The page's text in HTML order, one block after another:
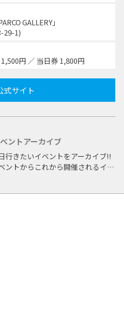
GALLERY」
29-1)
円 ／ 当日券 1,800円
式サイト
ントアーカイブ
行きたいイベントをアーカイブ!!
ントからこれから開催されるイベ